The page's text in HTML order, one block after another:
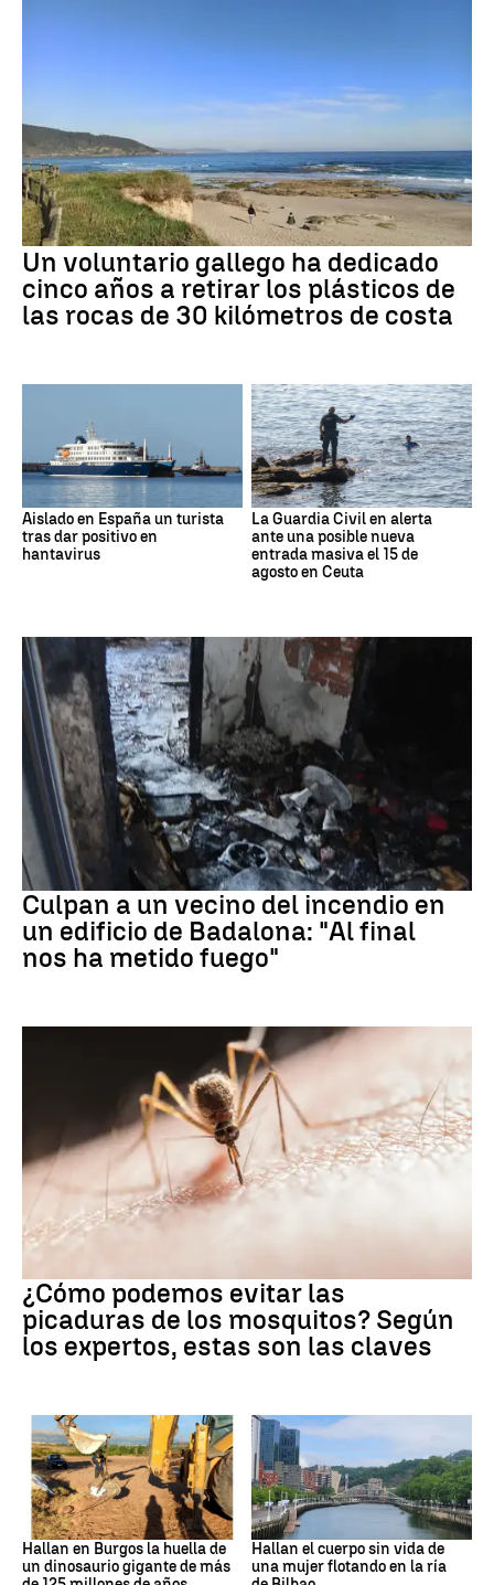
Un voluntario gallego ha dedicado
cinco años a retirar los plásticos de
las rocas de 30 kilómetros de costa
Aislado en España un turista
tras dar positivo en
hantavirus
La Guardia Civil en alerta
ante una posible nueva
entrada masiva el 15 de
agosto en Ceuta
Cataluña
Culpan a un vecino del incendio en
un edificio de Badalona: "Al final
nos ha metido fuego"
¿Cómo podemos evitar las
picaduras de los mosquitos? Según
los expertos, estas son las claves
Dinosaurios
Hallan en Burgos la huella de
un dinosaurio gigante de más
BILBAO
Hallan el cuerpo sin vida de
una mujer flotando en la ría